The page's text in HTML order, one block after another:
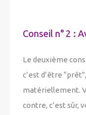
Conseil n° 2 :
Le deuxième
c’est d’être
matériellement.
contre, c’est sûr,